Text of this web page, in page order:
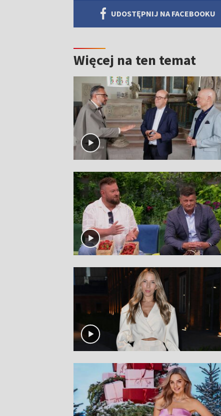
UDOSTĘPNIJ NA FACEBOOKU
Więcej na ten temat